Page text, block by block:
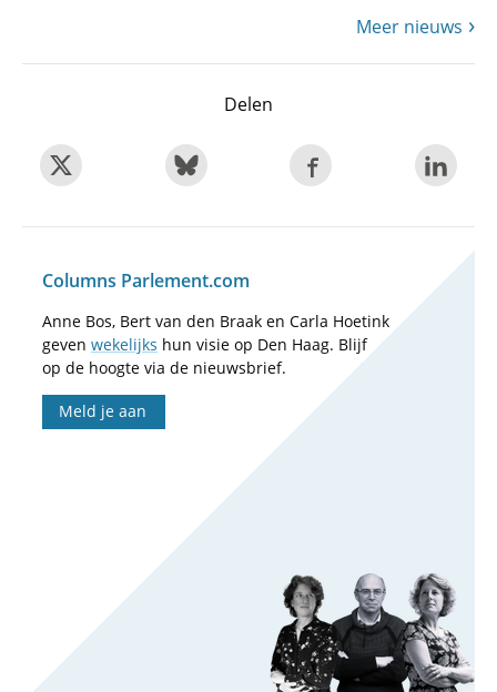
Meer nieuws
Delen
Columns Parlement.com
Anne Bos, Bert van den Braak en Carla Hoetink
geven wekelijks hun visie op Den Haag. Blijf
op de hoogte via de nieuwsbrief.
Meld je aan